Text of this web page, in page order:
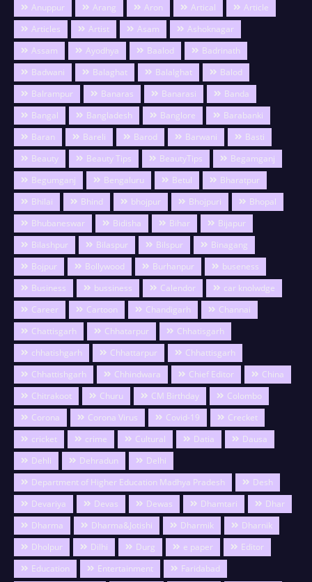
Anuppur
Arang Aron Artical
Article
Articles
Artist Asam
Ashoknagar
Assam
Ayodhya Baalod
Badrinath
Badwani
Balaghat Balalghat
Balod
Balrampur
Banaras Banarasi
Banda
Bangal
Bangladesh Banglore
Barabanki
Baran
Bareli Barod Barwani
Basti
Beauty
Beauty Tips BeautyTips
Begamganj
Begumganj
Bengaluru Betul
Bharatpur
Bhilai
Bhind bhojpur Bhojpuri
Bhopal
Bhubaneswar
Bidisha Bihar
Bijapur
Bilashpur
Bilaspur Bilspur
Binagang
Bojpur
Bollywood Burhanpur
buseness
Business
bussiness Calendor
car knolwdge
Career
Cartoon Chandigarh
Channai
Chattisgarh
Chhatarpur
Chhatisgarh
chhatishgarh
Chhattarpur
Chhattisgarh
Chhattishgarh
Chhindwara Chief Editor
China
Chitrakoot
Churu CM Birthday
Colombo
Corona
Corona Virus Covid-19
Crecket
cricket
crime Cultural Datia
Dausa
Dehli
Dehradun
Delhi
Department of Higher Education Madhya Pradesh
Desh
Devariya
Devas Dewas Dhamtari
Dhar
Dharma
Dharma&Jotishi Dharmik
Dharnik
Dholpur
Dilhi Durg e paper
Editor
Education
Entertainment
Faridabad